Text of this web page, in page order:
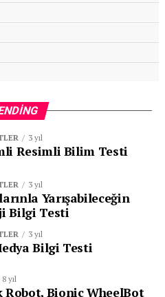
3 yıl
Resimli Bilim Testi
3 yıl
Yarışabileceğin
Bilgi Testi
3 yıl
Bilgi Testi
8 yıl
Robot, Bionic WheelBot